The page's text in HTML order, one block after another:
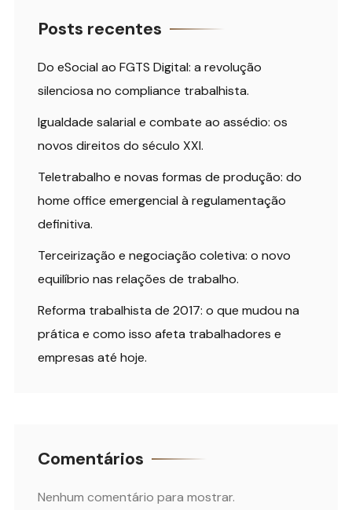
Posts recentes
Do eSocial ao FGTS Digital: a revolução
silenciosa no compliance trabalhista.
Igualdade salarial e combate ao assédio: os
novos direitos do século XXI.
Teletrabalho e novas formas de produção: do
home office emergencial à regulamentação
definitiva.
Terceirização e negociação coletiva: o novo
equilíbrio nas relações de trabalho.
Reforma trabalhista de 2017: o que mudou na
prática e como isso afeta trabalhadores e
empresas até hoje.
Comentários
Nenhum comentário para mostrar.